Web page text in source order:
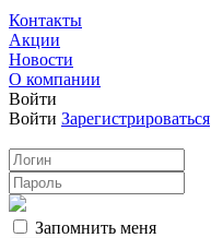
Контакты
Акции
Новости
О компании
Войти
Войти Зарегистрироваться
Запомнить меня